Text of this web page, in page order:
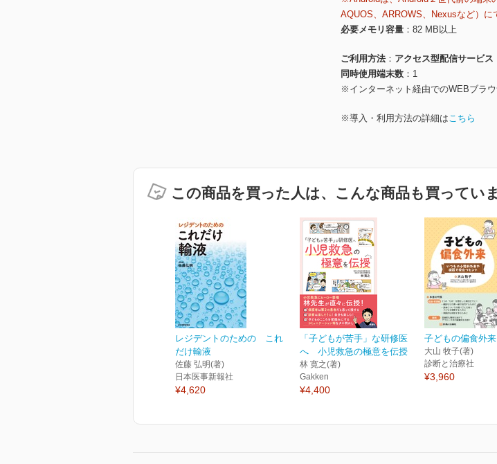
AQUOS、ARROWS、Nexusなど）に
必要メモリ容量
82 MB以上
ご利用方法
アクセス型配信サービス
同時使用端末数
1
※インターネット経由でのWEBブラ
※導入・利用方法の詳細はこちら
この商品を買った人は、こんな商品も買っていま
レジデントのための これ
だけ輸液
佐藤 弘明(著)
日本医事新報社
¥4,620
「子どもが苦手」な研修医
へ 小児救急の極意を伝授
林 寛之(著)
Gakken
¥4,400
子どもの偏食外来
大山 牧子(著)
診断と治療社
¥3,960